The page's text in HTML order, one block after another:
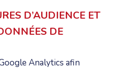
D’AUDIENCE ET
DE
Analytics afin